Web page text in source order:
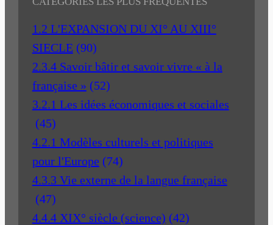
1.2 L'EXPANSION DU XI° AU XIII°
SIECLE (90)
2.3.4 Savoir bâtir et savoir vivre « à la
française » (52)
3.2.1 Les idées économiques et sociales
(45)
4.2.1 Modèles culturels et politiques
pour l'Europe (74)
4.3.3 Vie externe de la langue française
(47)
4.4.4 XIX° siècle (science) (42)